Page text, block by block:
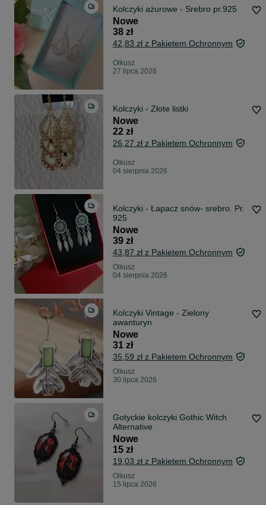
Kolczyki ażurowe - Srebro pr.925
Nowe
38 zł
42,83 zł z Pakietem Ochronnym
Olkusz
27 lipca 2026
Kolczyki - Złote listki
Nowe
22 zł
26,27 zł z Pakietem Ochronnym
Olkusz
04 sierpnia 2026
Kolczyki - Łapacz snów- srebro. Pr.
925
Nowe
39 zł
43,87 zł z Pakietem Ochronnym
Olkusz
04 sierpnia 2026
Kolczyki Vintage - Zielony
awanturyn
Nowe
31 zł
35,59 zł z Pakietem Ochronnym
Olkusz
30 lipca 2026
Gotyckie kolczyki Gothic Witch
Alternative
Nowe
15 zł
19,03 zł z Pakietem Ochronnym
Olkusz
15 lipca 2026